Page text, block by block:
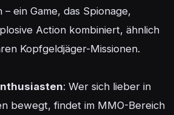
ein Game, das Spionage,
Action kombiniert, ähnlich
Kopfgeldjäger-Missionen.
: Wer sich lieber in
bewegt, findet im MMO-Bereich